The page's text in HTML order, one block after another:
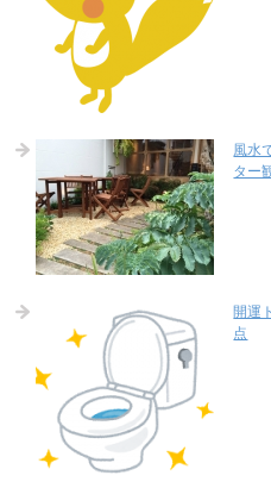
風水
ター
開運
点